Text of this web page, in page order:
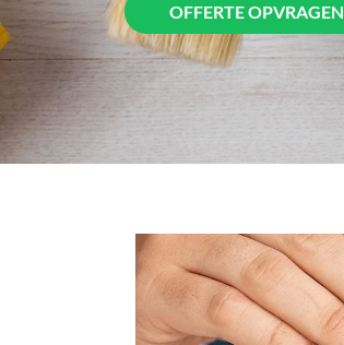
OFFERTE OPVRAGEN